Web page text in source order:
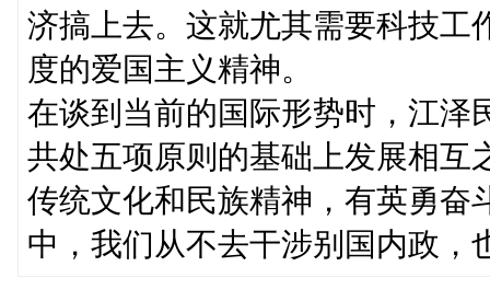
济搞上去。这就尤其需要科技工
度的爱国主义精神。
在谈到当前的国际形势时，江泽
共处五项原则的基础上发展相互
传统文化和民族精神，有英勇奋
中，我们从不去干涉别国内政，